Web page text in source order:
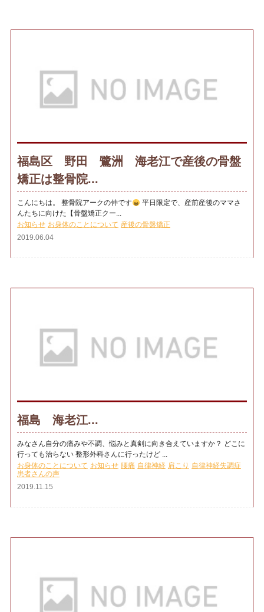
福島区 野田 鷺洲 海老江で産後の骨盤
矯正は整骨院...
こんにちは。 整骨院アークの仲です
平日限定で、産前産後のママさ
んたちに向けた【骨盤矯正クー...
お知らせ お身体のことについて 産後の骨盤矯正
2019.06.04
福島 海老江...
みなさん自分の痛みや不調、悩みと真剣に向き合えていますか？ どこに
行っても治らない 整形外科さんに行ったけど ...
お身体のことについて お知らせ 腰痛 自律神経 肩こり 自律神経失調症
患者さんの声
2019.11.15